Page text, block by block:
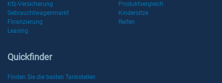
Kfz-Versicherung
Produktvergleich
Gebrauchtwagenmarkt
Kindersitze
Finanzierung
Reifen
Leasing
Quickfinder
Finden Sie die besten Tankstellen